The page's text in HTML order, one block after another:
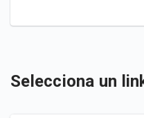
Selecciona un